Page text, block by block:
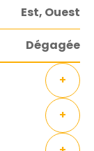
Est, Ouest
Dégagée
+
+